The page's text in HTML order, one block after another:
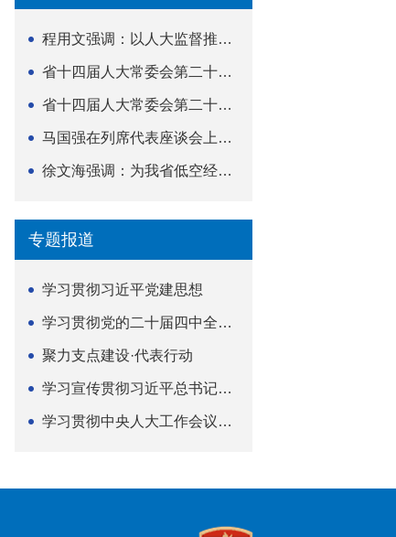
程用文强调：以人大监督推动科技金融高质量发展
省十四届人大常委会第二十五次会议闭幕
省十四届人大常委会第二十五次会议举行
马国强在列席代表座谈会上强调 以精准履职筑牢荆楚...
徐文海强调：为我省低空经济高质量发展提供法治支撑
专题报道
学习贯彻习近平党建思想
学习贯彻党的二十届四中全会精神
聚力支点建设·代表行动
学习宣传贯彻习近平总书记关于坚持
学习贯彻中央人大工作会议精神